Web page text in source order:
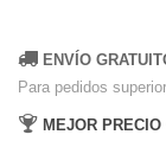
ENVÍO
Para pedidos
MEJOR